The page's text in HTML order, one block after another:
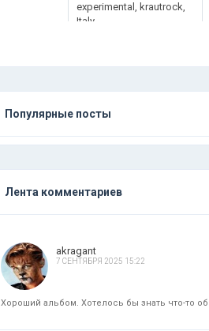
experimental, krautrock,
Italy
Популярные посты
Лента комментариев
akragant
7 СЕНТЯБРЯ 2025 15:22
Хороший альбом. Хотелось бы знать что-то об